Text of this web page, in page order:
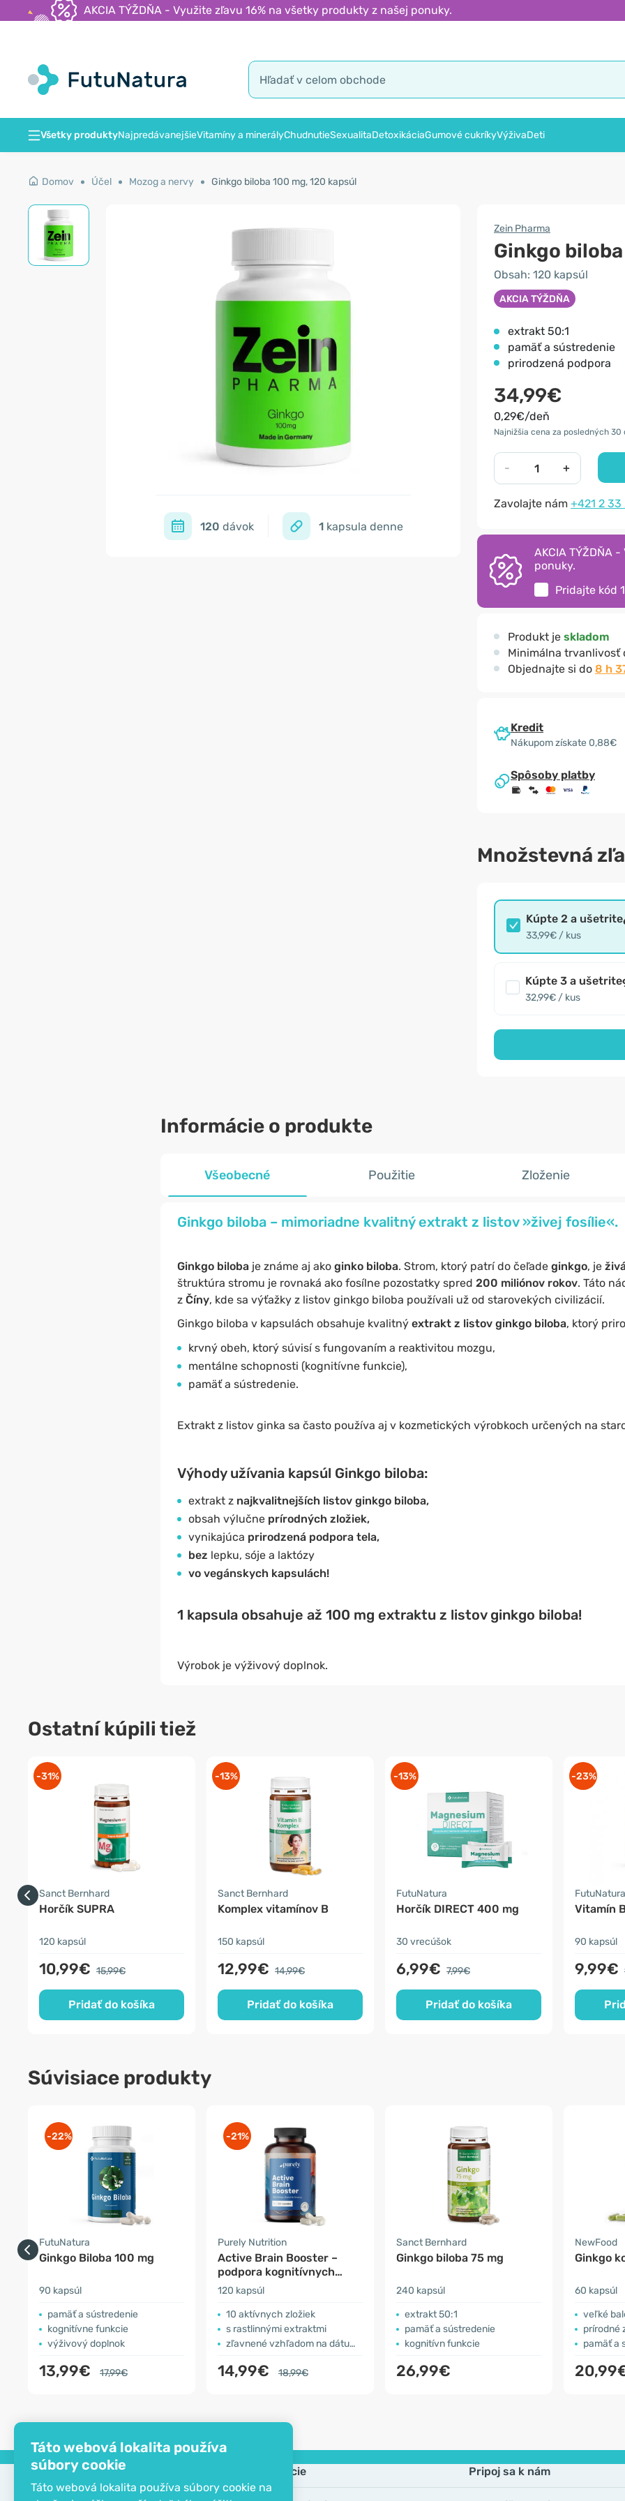
Táto webová lokalita používa
súbory cookie
Táto webová lokalita používa súbory cookie na
AKCIA TÝŽDŇA - Využite zľavu 16% na všetky produkty z našej ponuky.
Všetky produktyNajpredávanejšieVitamíny a minerályChudnutieSexualitaDetoxikáciaGumové cukríkyVýživaDeti
Domov Účel Mozog a nervy Ginkgo biloba 100 mg, 120 kapsúl
120 dávok 1kapsula denne
Zein Pharma
Ginkgo
Obsah: 120 kapsúl
AKCIA TÝŽDŇA
extrakt 50:1
pamäť a sústredenie
prirodzená podpora
34,99€
0,29€/deň
Najnižšia cena za posledných 30
- +
Zavolajte nám +421 2 33
AKCIA TÝŽDŇA
ponuky.
Pridajte kód
Produkt je skladom
Minimálna trvanlivosť
Objednajte si do 8 h
Kredit
Nákupom získate 0,88€
Spôsoby platby
Množstevná
Kúpte 2 a ušetrite
33,99€ / kus
Kúpte 3 a ušetrite
32,99€ / kus
Informácie o produkte
Všeobecné Použitie Zloženie
Ginkgo biloba – mimoriadne kvalitný extrakt z listov »živej fosílie«.
Ginkgo biloba je známe aj ako ginko biloba. Strom, ktorý patrí do čeľade ginkgo, je
štruktúra stromu je rovnaká ako fosílne pozostatky spred 200 miliónov rokov. Táto
z Číny, kde sa výťažky z listov ginkgo biloba používali už od starovekých civilizácií.
Ginkgo biloba v kapsulách obsahuje kvalitný extrakt z listov ginkgo biloba, ktorý
krvný obeh, ktorý súvisí s fungovaním a reaktivitou mozgu,
mentálne schopnosti (kognitívne funkcie),
pamäť a sústredenie.
Extrakt z listov ginka sa často používa aj v kozmetických výrobkoch určených na
Výhody užívania kapsúl Ginkgo biloba:
extrakt z najkvalitnejších listov ginkgo biloba,
obsah výlučne prírodných zložiek,
vynikajúca prirodzená podpora tela,
bez lepku, sóje a laktózy
vo vegánskych kapsulách!
1 kapsula obsahuje až 100 mg extraktu z listov ginkgo biloba!
Výrobok je výživový doplnok.
Ostatní kúpili tiež
-31%
Sanct Bernhard
Horčík SUPRA
120 kapsúl
10,99€ 15,99€
Pridať do košíka
-13%
Sanct Bernhard
Komplex vitamínov B
150 kapsúl
12,99€ 14,99€
Pridať do košíka
-13%
FutuNatura
Horčík DIRECT 400 mg
30 vrecúšok
6,99€ 7,99€
Pridať do košíka
-23%
FutuNatura
Vitamín
90 kapsúl
9,99€
Súvisiace produkty
-22%
FutuNatura
Ginkgo Biloba 100 mg
90 kapsúl
pamäť a sústredenie
kognitívne funkcie
výživový doplnok
13,99€ 17,99€
-21%
Purely Nutrition
Active Brain Booster –
podpora kognitívnych
funkcií
120 kapsúl
10 aktívnych zložiek
s rastlinnými extraktmi
zľavnené vzhľadom na dátum spotreby
14,99€ 18,99€
Sanct Bernhard
Ginkgo biloba 75 mg
240 kapsúl
extrakt 50:1
pamäť a sústredenie
kognitívn funkcie
26,99€
NewFood
Ginkgo
60 kapsúl
veľké
prírodné
pamäť a
Spoločnosť Informácie Pripoj sa k nám